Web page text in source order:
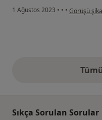
1 Ağustos 2023 • • • Görüşü
Sıkça Sorulan Sorular